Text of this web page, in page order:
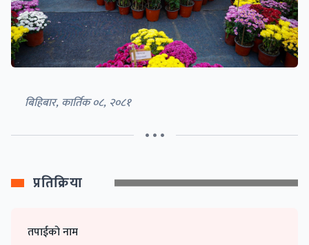
बिहिबार, कार्तिक ०८, २०८१
• • •
प्रतिक्रिया
तपाईको नाम